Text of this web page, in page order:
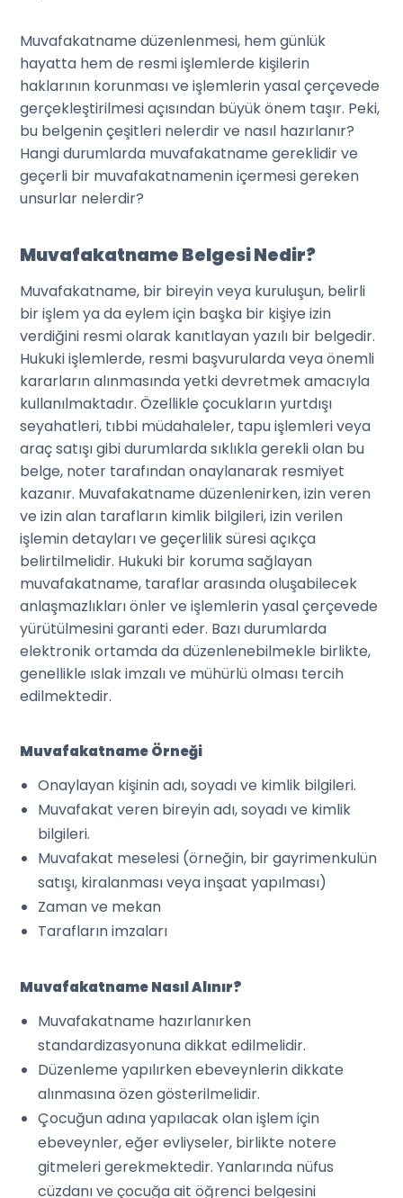
Muvafakatname düzenlenmesi, hem günlük
hayatta hem de resmi işlemlerde kişilerin
haklarının korunması ve işlemlerin yasal çerçevede
gerçekleştirilmesi açısından büyük önem taşır. Peki,
bu belgenin çeşitleri nelerdir ve nasıl hazırlanır?
Hangi durumlarda muvafakatname gereklidir ve
geçerli bir muvafakatnamenin içermesi gereken
unsurlar nelerdir?
Muvafakatname Belgesi Nedir?
Muvafakatname, bir bireyin veya kuruluşun, belirli
bir işlem ya da eylem için başka bir kişiye izin
verdiğini resmi olarak kanıtlayan yazılı bir belgedir.
Hukuki işlemlerde, resmi başvurularda veya önemli
kararların alınmasında yetki devretmek amacıyla
kullanılmaktadır. Özellikle çocukların yurtdışı
seyahatleri, tıbbi müdahaleler, tapu işlemleri veya
araç satışı gibi durumlarda sıklıkla gerekli olan bu
belge, noter tarafından onaylanarak resmiyet
kazanır. Muvafakatname düzenlenirken, izin veren
ve izin alan tarafların kimlik bilgileri, izin verilen
işlemin detayları ve geçerlilik süresi açıkça
belirtilmelidir. Hukuki bir koruma sağlayan
muvafakatname, taraflar arasında oluşabilecek
anlaşmazlıkları önler ve işlemlerin yasal çerçevede
yürütülmesini garanti eder. Bazı durumlarda
elektronik ortamda da düzenlenebilmekle birlikte,
genellikle ıslak imzalı ve mühürlü olması tercih
edilmektedir.
Muvafakatname Örneği
Onaylayan kişinin adı, soyadı ve kimlik bilgileri.
Muvafakat veren bireyin adı, soyadı ve kimlik
bilgileri.
Muvafakat meselesi (örneğin, bir gayrimenkulün
satışı, kiralanması veya inşaat yapılması)
Zaman ve mekan
Tarafların imzaları
Muvafakatname Nasıl Alınır?
Muvafakatname hazırlanırken
standardizasyonuna dikkat edilmelidir.
Düzenleme yapılırken ebeveynlerin dikkate
alınmasına özen gösterilmelidir.
Çocuğun adına yapılacak olan işlem için
ebeveynler, eğer evliyseler, birlikte notere
gitmeleri gerekmektedir. Yanlarında nüfus
cüzdanı ve çocuğa ait öğrenci belgesini